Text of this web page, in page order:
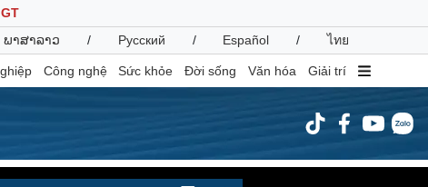
ພາສາລາວ / Русский / Español / ไทย
Công nghệ Sức khỏe Đời sống Văn hóa Giải trí